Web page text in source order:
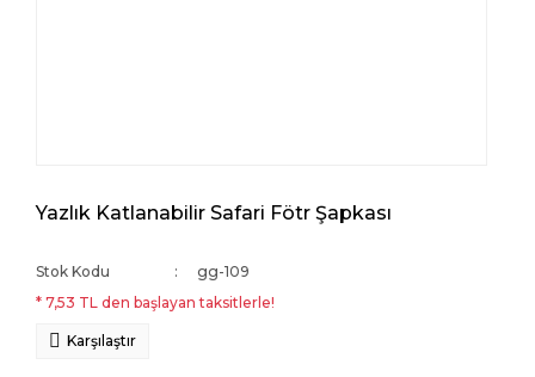
Yazlık Katlanabilir Safari Fötr Şapkası
Stok Kodu
gg-109
* 7,53 TL den başlayan taksitlerle!
Karşılaştır